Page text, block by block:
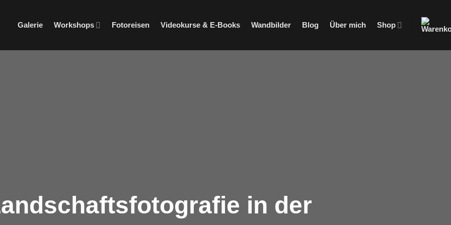
Galerie Workshops Fotoreisen Videokurse & E-Books Wandbilder Blog Über mich Shop
in der